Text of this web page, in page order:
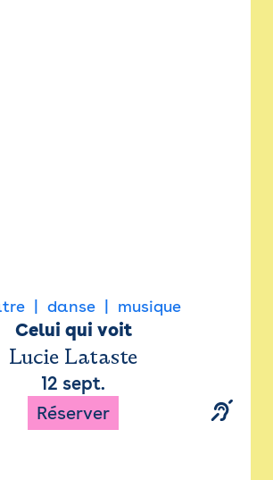
danse musique
Celui qui voit
Lucie Lataste
12 sept.
Réserver